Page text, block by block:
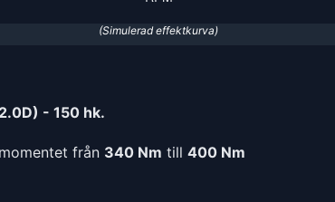
(Simulerad effektkurva)
- 150 hk.
från 340 Nm till 400 Nm